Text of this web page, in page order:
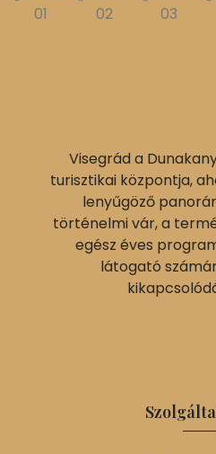
Visegrád a
turisztikai központja,
lenyűgöző
történelmi vár, a
egész éves
látogató